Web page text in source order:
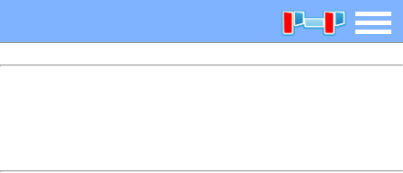
משחקים בדיחות חידות חיפוש